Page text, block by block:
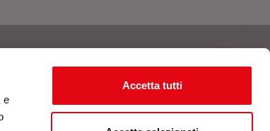
e
Accetta tutti
Seguici